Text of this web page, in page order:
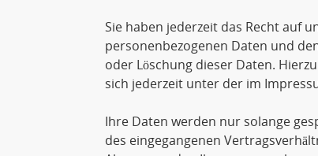
Sie haben jederzeit das Recht auf
personenbezogenen Daten und
oder Löschung dieser Daten.
sich jederzeit unter der im
Ihre Daten werden nur solange
des eingegangenen